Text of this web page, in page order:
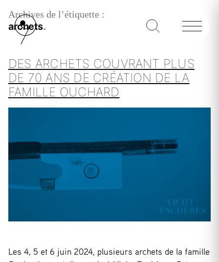
Archives de l’étiquette :
archets
DES ARCHETS COUVRANT PLUS
DE 70 ANS DE CRÉATION DE LA
FAMILLE OUCHARD
Les 4, 5 et 6 juin 2024, plusieurs archets de la famille